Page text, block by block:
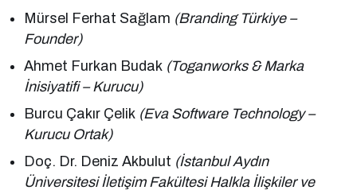
Mürsel Ferhat Sağlam (Branding Türkiye –
Founder)
Ahmet Furkan Budak (Toganworks & Marka
İnisiyatifi – Kurucu)
Burcu Çakır Çelik (Eva Software Technology –
Kurucu Ortak)
Doç. Dr. Deniz Akbulut (İstanbul Aydın
Üniversitesi İletişim Fakültesi Halkla İlişkiler ve